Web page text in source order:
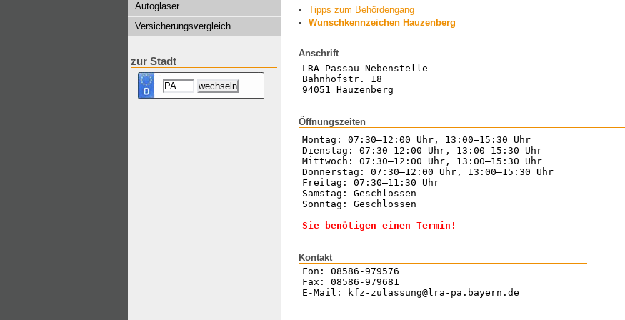
Autoglaser
Versicherungsvergleich
zur Stadt
Tipps zum Behördengang
Wunschkennzeichen Hauzenberg
Anschrift
LRA Passau Nebenstelle
Bahnhofstr. 18
94051 Hauzenberg
Öffnungszeiten
Montag: 07:30–12:00 Uhr, 13:00–15:30 Uhr
Dienstag: 07:30–12:00 Uhr, 13:00–15:30 Uhr
Mittwoch: 07:30–12:00 Uhr, 13:00–15:30 Uhr
Donnerstag: 07:30–12:00 Uhr, 13:00–15:30 Uhr
Freitag: 07:30–11:30 Uhr
Samstag: Geschlossen
Sonntag: Geschlossen
Sie benötigen einen Termin!
Kontakt
Fon: 08586-979576
Fax: 08586-979681
E-Mail: kfz-zulassung@lra-pa.bayern.de